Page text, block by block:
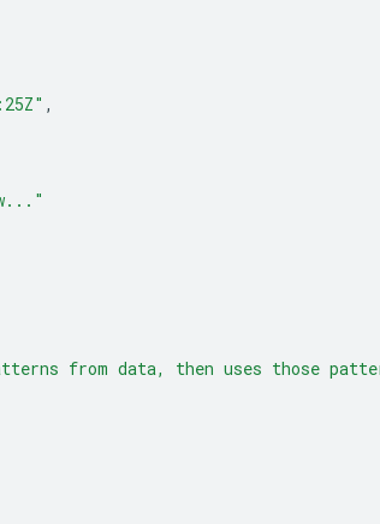
,
from data, then uses those